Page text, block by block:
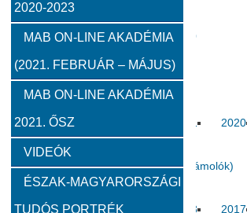
2012 2011 2010
Közgyűlések
2020
Határon túli kapcsolatok (beszámolók)
2020 2018 2017
2020-2023
MAB ON-LINE AKADÉMIA
(2021. FEBRUÁR – MÁJUS)
MAB ON-LINE AKADÉMIA
2021. ŐSZ
VIDEÓK
ÉSZAK-MAGYARORSZÁGI
TUDÓS PORTRÉK